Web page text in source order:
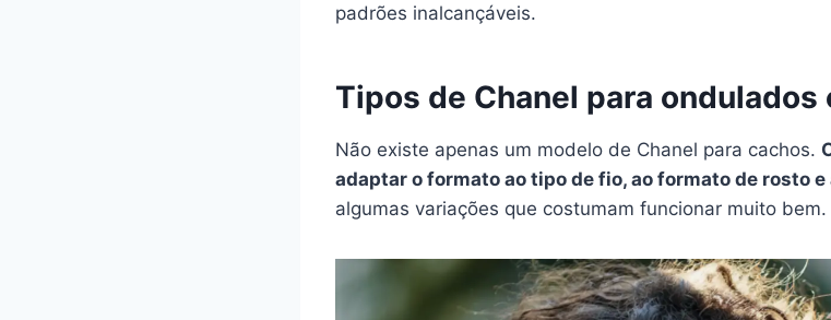
padrões inalcançáveis.
Tipos de Chanel para ondulados
Não existe apenas um modelo de Chanel para cachos.
adaptar o formato ao tipo de fio, ao formato de rosto
algumas variações que costumam funcionar muito bem.